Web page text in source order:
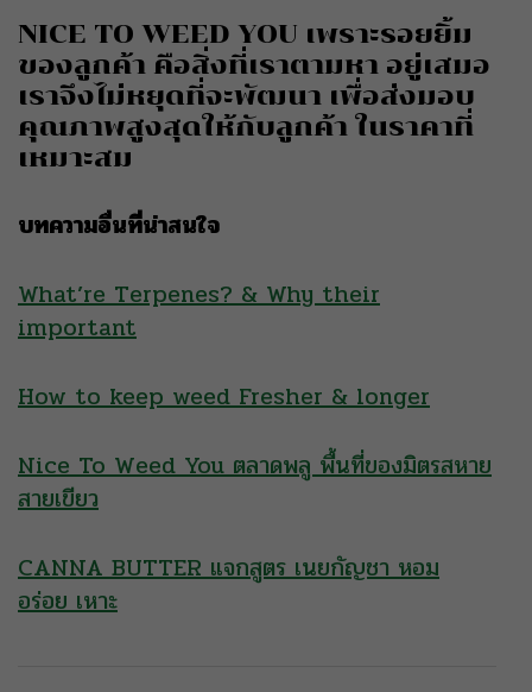
NICE TO WEED YOU เพราะรอยยิ้ม
ของลูกค้า คือสิ่งที่เราตามหา อยู่เสมอ
เราจึงไม่หยุดที่จะพัฒนา เพื่อส่งมอบ
คุณภาพสูงสุดให้กับลูกค้า ในราคาที่
เหมาะสม
บทความอื่นที่น่าสนใจ
What’re Terpenes? & Why their
important
How to keep weed Fresher & longer
Nice To Weed You ตลาดพลู พื้นที่ของมิตรสหาย
สายเขียว
CANNA BUTTER แจกสูตร เนยกัญชา หอม
อร่อย เหาะ